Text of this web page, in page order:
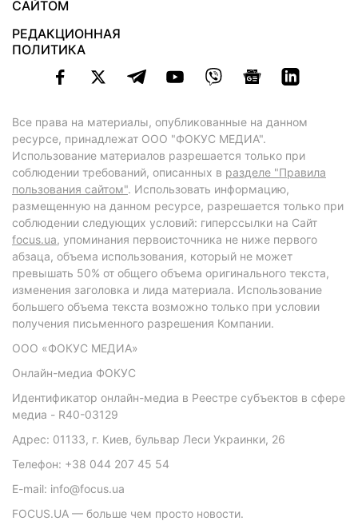
САЙТОМ
РЕДАКЦИОННАЯ
ПОЛИТИКА
Все права на материалы, опубликованные на данном
ресурсе, принадлежат ООО "ФОКУС МЕДИА".
Использование материалов разрешается только при
соблюдении требований, описанных в разделе "Правила
пользования сайтом". Использовать информацию,
размещенную на данном ресурсе, разрешается только при
соблюдении следующих условий: гиперссылки на Сайт
focus.ua, упоминания первоисточника не ниже первого
абзаца, объема использования, который не может
превышать 50% от общего объема оригинального текста,
изменения заголовка и лида материала. Использование
большего объема текста возможно только при условии
получения письменного разрешения Компании.
ООО «ФОКУС МЕДИА»
Онлайн-медиа ФОКУС
Идентификатор онлайн-медиа в Реестре субъектов в сфере
медиа - R40-03129
Адрес: 01133, г. Киев, бульвар Леси Украинки, 26
Телефон: +38 044 207 45 54
E-mail: info@focus.ua
FOCUS.UA — больше чем просто новости.